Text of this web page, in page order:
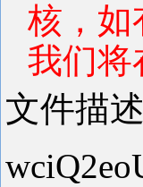
核，如
我们将
文件描